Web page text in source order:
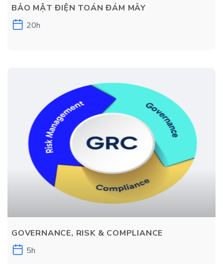
BẢO MẬT ĐIỆN TOÁN ĐÁM MÂY
20h
GOVERNANCE, RISK & COMPLIANCE
5h